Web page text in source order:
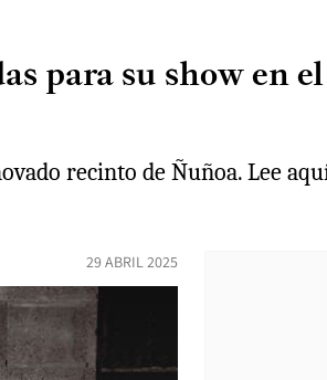
para su show en
recinto de Ñuñoa. Lee
29 ABRIL 2025